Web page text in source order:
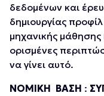
δεδομένων και
δημιουργίας
μηχανικής
ορισμένες
να γίνει αυτό.
ΝΟΜΙΚΗ ΒΑΣΗ :